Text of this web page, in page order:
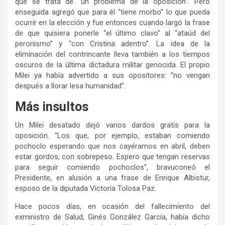
enseguida agregó que para él “tiene morbo” lo que pueda
ocurrir en la elección y fue entonces cuando largó la frase
de que quisiera ponerle “el último clavo” al “ataúd del
peronismo” y “con Cristina adentro”. La idea de la
eliminación del contrincante lleva también a los tiempos
oscuros de la última dictadura militar genocida. El propio
Milei ya había advertido a sus opositores: “no vengan
después a llorar lesa humanidad”.
Más insultos
Un Milei desatado dejó varios dardos gratis para la
oposición. “Los que, por ejemplo, estaban comiendo
pochoclo esperando que nos cayéramos en abril, deben
estar gordos, con sobrepeso. Espero que tengan reservas
para seguir comiendo pochoclos”, bravuconeó el
Presidente, en alusión a una frase de Enrique Albistur,
esposo de la diputada Victoria Tolosa Paz.
Hace pocos días, en ocasión del fallecimiento del
exministro de Salud, Ginés González García, había dicho